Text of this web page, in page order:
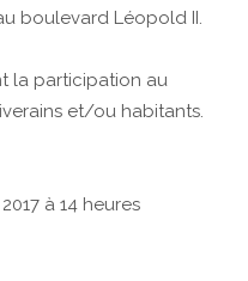
boulevard Léopold II.
la participation au
et/ou habitants.
à 14 heures